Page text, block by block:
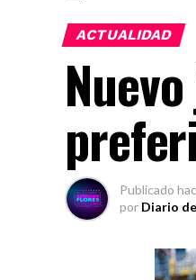
ACTUALIDAD
Publicado
por Diario